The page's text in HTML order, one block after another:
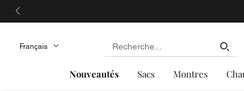
Nouveautés Sacs Montres